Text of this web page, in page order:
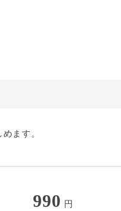
ます。
990 円